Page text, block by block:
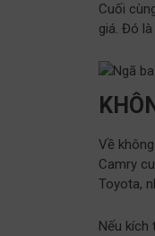
Cuối
giá. Đó
Về
Camry
Toyota,
Nếu